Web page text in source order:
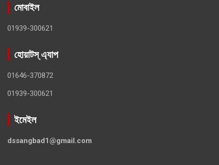
মোবাইল
01939-300621
হোয়াটস্ এ্যাপ
01646-370872
01939-300621
ইমেইল
dssangbad1@gmail.com